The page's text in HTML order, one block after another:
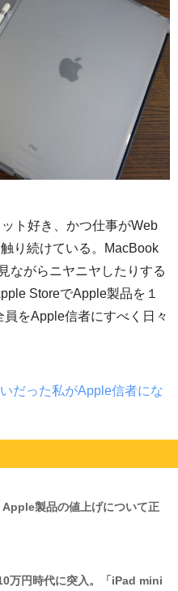
ト好き、かつ仕事がWeb
り続けている。MacBook
ながらニヤニヤしたりする
StoreでApple製品を１
をApple信者にすべく日々
だった私がApple信者にな
Apple製品の値上げについて正
万円時代に突入。「iPad mini